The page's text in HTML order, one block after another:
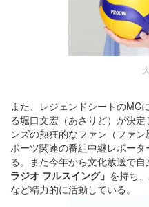
また、レジェンドシートのMC
る堀口文宏（あさりど）が決
ンズの熱狂的なファン（ファ
ポーツ関連の番組中継レポー
る。また今年から文化放送で
ラジオ フルスイング」 を持ち
など精力的に活動している。